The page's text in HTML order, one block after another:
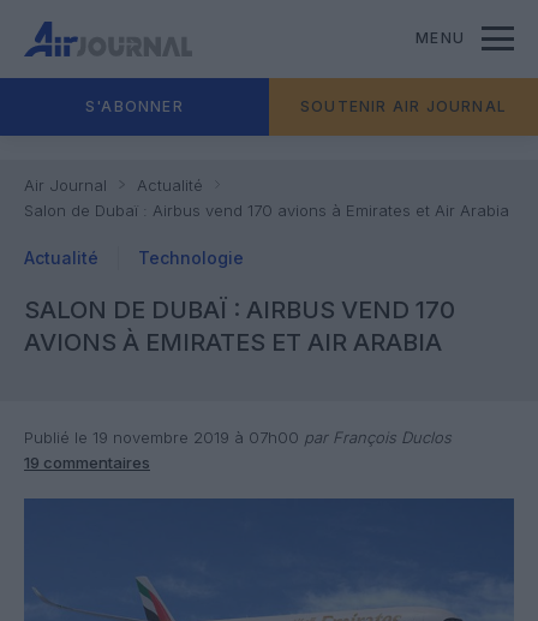
MENU
S'ABONNER SOUTENIR AIR JOURNAL
Air Journal
Actualité
Salon de Dubaï : Airbus vend 170 avions à Emirates et Air Arabia
Actualité Technologie
SALON DE DUBAÏ : AIRBUS VEND 170
AVIONS À EMIRATES ET AIR ARABIA
Publié le 19 novembre 2019 à 07h00 par François Duclos
19 commentaires